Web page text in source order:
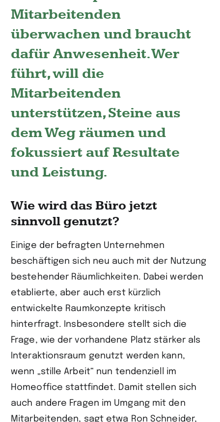
Mitarbeitenden
überwachen und braucht
dafür Anwesenheit. Wer
führt, will die
Mitarbeitenden
unterstützen, Steine aus
dem Weg räumen und
fokussiert auf Resultate
und Leistung.
Wie wird das Büro jetzt
sinnvoll genutzt?
Einige der befragten Unternehmen
beschäftigen sich neu auch mit der Nutzung
bestehender Räumlichkeiten. Dabei werden
etablierte, aber auch erst kürzlich
entwickelte Raumkonzepte kritisch
hinterfragt. Insbesondere stellt sich die
Frage, wie der vorhandene Platz stärker als
Interaktionsraum genutzt werden kann,
wenn „stille Arbeit“ nun tendenziell im
Homeoffice stattfindet. Damit stellen sich
auch andere Fragen im Umgang mit den
Mitarbeitenden, sagt etwa Ron Schneider,